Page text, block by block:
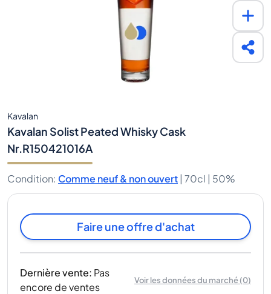
Kavalan
Kavalan Solist Peated Whisky Cask
Nr.R150421016A
Condition: Comme neuf & non ouvert | 70cl | 50%
Faire une offre d'achat
Dernière vente: Pas
encore de ventes
Voir les données du marché(0)